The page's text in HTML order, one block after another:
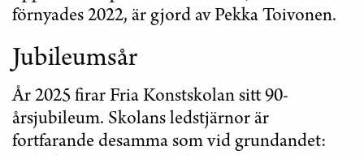
förnyades 2022, är gjord av Pekka Toivonen.
Jubileumsår
År 2025 firar Fria Konstskolan sitt 90-
årsjubileum. Skolans ledstjärnor är
fortfarande desamma som vid grundandet: